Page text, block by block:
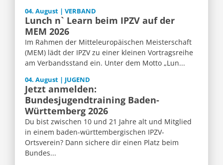
04. August | VERBAND
Lunch n` Learn beim IPZV auf der
MEM 2026
Im Rahmen der Mitteleuropäischen Meisterschaft
(MEM) lädt der IPZV zu einer kleinen Vortragsreihe
am Verbandsstand ein. Unter dem Motto „Lun...
04. August | JUGEND
Jetzt anmelden:
Bundesjugendtraining Baden-
Württemberg 2026
Du bist zwischen 10 und 21 Jahre alt und Mitglied
in einem baden-württembergischen IPZV-
Ortsverein? Dann sichere dir einen Platz beim
Bundes...